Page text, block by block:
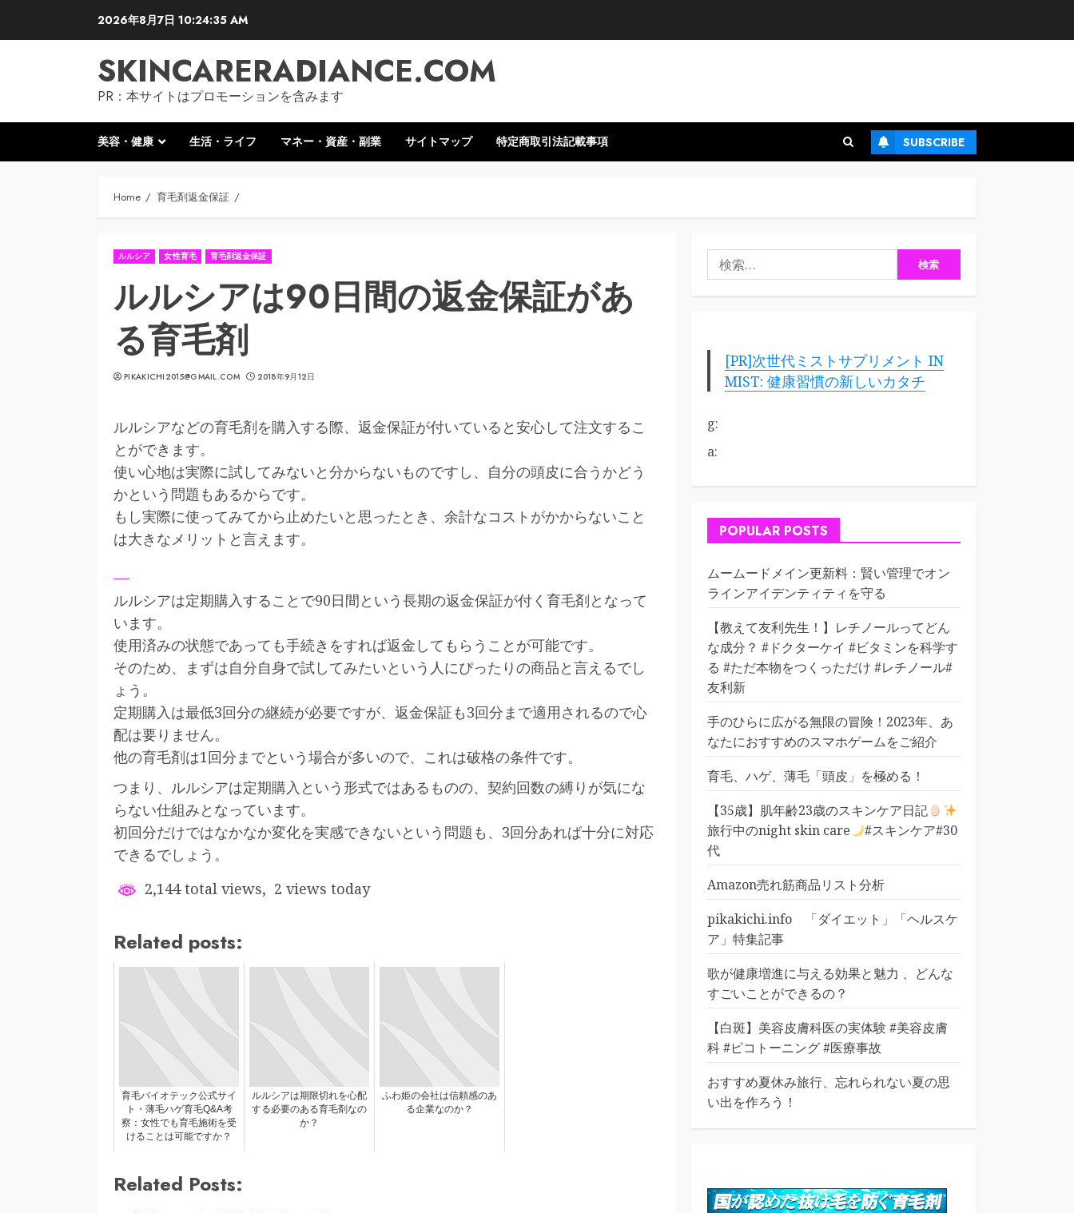
2026年8月7日 10:24:36 AM
SKINCARERADIANCE.COM
PR：本サイトはプロモーションを含みます
美容・健康 生活・ライフ マネー・資産・副業 サイトマップ 特定商取引法記載事項 SUBSCRIBE
Home 育毛剤返金保証
ルルシア 女性育毛 育毛剤返金保証
ルルシアは90日間の返金保証があ
る育毛剤
PIKAKICHI2015@GMAIL.COM 2018年9月12日
ルルシアなどの育毛剤を購入する際、返金保証が付いていると安心して注文するこ
とができます。
使い心地は実際に試してみないと分からないものですし、自分の頭皮に合うかどう
かという問題もあるからです。
もし実際に使ってみてから止めたいと思ったとき、余計なコストがかからないこと
は大きなメリットと言えます。
ルルシアは定期購入することで90日間という長期の返金保証が付く育毛剤となって
います。
使用済みの状態であっても手続きをすれば返金してもらうことが可能です。
そのため、まずは自分自身で試してみたいという人にぴったりの商品と言えるでし
ょう。
定期購入は最低3回分の継続が必要ですが、返金保証も3回分まで適用されるので心
配は要りません。
他の育毛剤は1回分までという場合が多いので、これは破格の条件です。
つまり、ルルシアは定期購入という形式ではあるものの、契約回数の縛りが気にな
らない仕組みとなっています。
初回分だけではなかなか変化を実感できないという問題も、3回分あれば十分に対応
できるでしょう。
2,144 total views, 2 views today
Related posts:
育毛バイオテック公式サイ
ト・薄毛ハゲ育毛Q&A考
察：女性でも育毛施術を受
けることは可能ですか？
ルルシアは期限切れを心配
する必要のある育毛剤なの
か？
ふわ姫の会社は信頼感のあ
る企業なのか？
Related Posts:
検
索:
[PR]次世代ミストサプリメント IN
MIST: 健康習慣の新しいカタチ
g:
a:
POPULAR POSTS
ムームードメイン更新料：賢い管理でオン
ラインアイデンティティを守る
【教えて友利先生！】レチノールってどん
な成分？ #ドクターケイ #ビタミンを科学す
る #ただ本物をつくっただけ #レチノール#
友利新
手のひらに広がる無限の冒険！2023年、あ
なたにおすすめのスマホゲームをご紹介
育毛、ハゲ、薄毛「頭皮」を極める！
【35歳】肌年齢23歳のスキンケア日記
旅行中のnight skin care
#スキンケア#30
代
Amazon売れ筋商品リスト分析
pikakichi.info 「ダイエット」「ヘルスケ
ア」特集記事
歌が健康増進に与える効果と魅力 、どんな
すごいことができるの？
【白斑】美容皮膚科医の実体験 #美容皮膚
科 #ピコトーニング #医療事故
おすすめ夏休み旅行、忘れられない夏の思
い出を作ろう！